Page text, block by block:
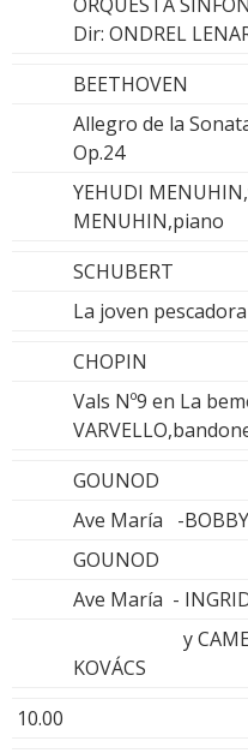
Dir: ONDREL
BEETHOVEN
Allegro de la
Op.24
YEHUDI
MENUHIN,piano
SCHUBERT
La joven
CHOPIN
Vals Nº9 en La
GOUNOD
Ave María -BOBBY
GOUNOD
Ave María -
y CAMERATA
KOVÁCS
10.00